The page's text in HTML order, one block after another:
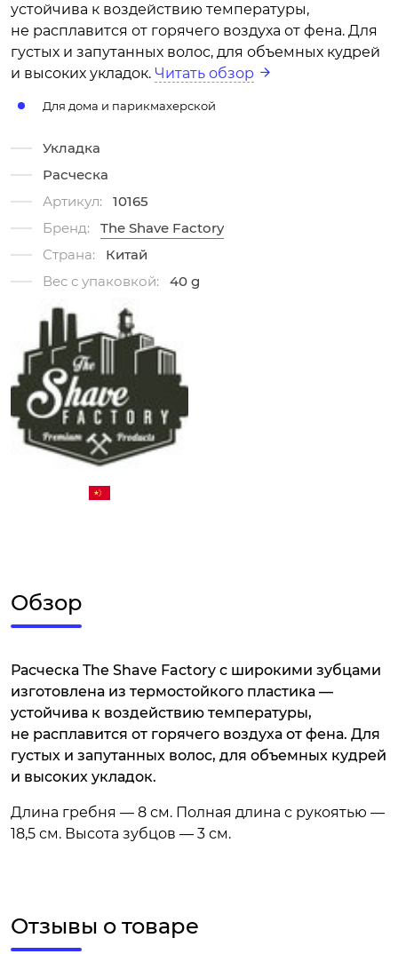
устойчива к воздействию температуры,
не расплавится от горячего воздуха от фена. Для
густых и запутанных волос, для объемных кудрей
и высоких укладок. Читать обзор
Для дома и парикмахерской
Укладка
Расческа
Артикул:
10165
Бренд:
The Shave Factory
Страна:
Китай
Вес с упаковкой:
40 g
Обзор
Расческа The Shave Factory с широкими зубцами
изготовлена из термостойкого пластика —
устойчива к воздействию температуры,
не расплавится от горячего воздуха от фена. Для
густых и запутанных волос, для объемных кудрей
и высоких укладок.
Длина гребня — 8 см. Полная длина с рукоятью —
18,5 см. Высота зубцов — 3 см.
Отзывы о товаре